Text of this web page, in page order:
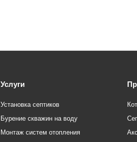
Услуги
Установка септиков
Бурение скважин на воду
Монтаж систем отопления